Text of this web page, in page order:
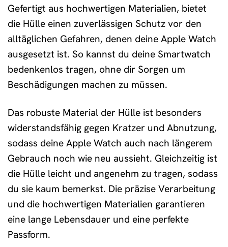
Gefertigt aus hochwertigen Materialien, bietet
die Hülle einen zuverlässigen Schutz vor den
alltäglichen Gefahren, denen deine Apple Watch
ausgesetzt ist. So kannst du deine Smartwatch
bedenkenlos tragen, ohne dir Sorgen um
Beschädigungen machen zu müssen.
Das robuste Material der Hülle ist besonders
widerstandsfähig gegen Kratzer und Abnutzung,
sodass deine Apple Watch auch nach längerem
Gebrauch noch wie neu aussieht. Gleichzeitig ist
die Hülle leicht und angenehm zu tragen, sodass
du sie kaum bemerkst. Die präzise Verarbeitung
und die hochwertigen Materialien garantieren
eine lange Lebensdauer und eine perfekte
Passform.